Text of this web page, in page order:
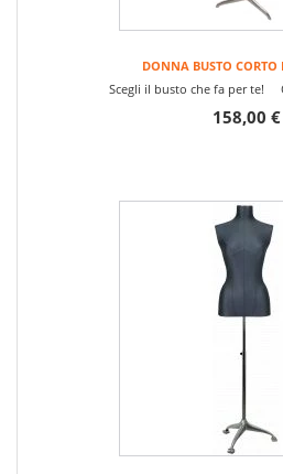
DONNA BUSTO CORTO
Scegli il busto che fa per te!
158,00 €